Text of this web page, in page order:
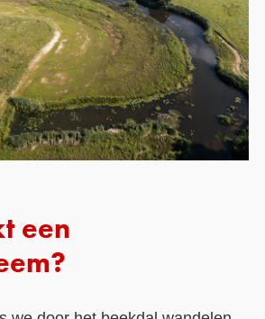
een